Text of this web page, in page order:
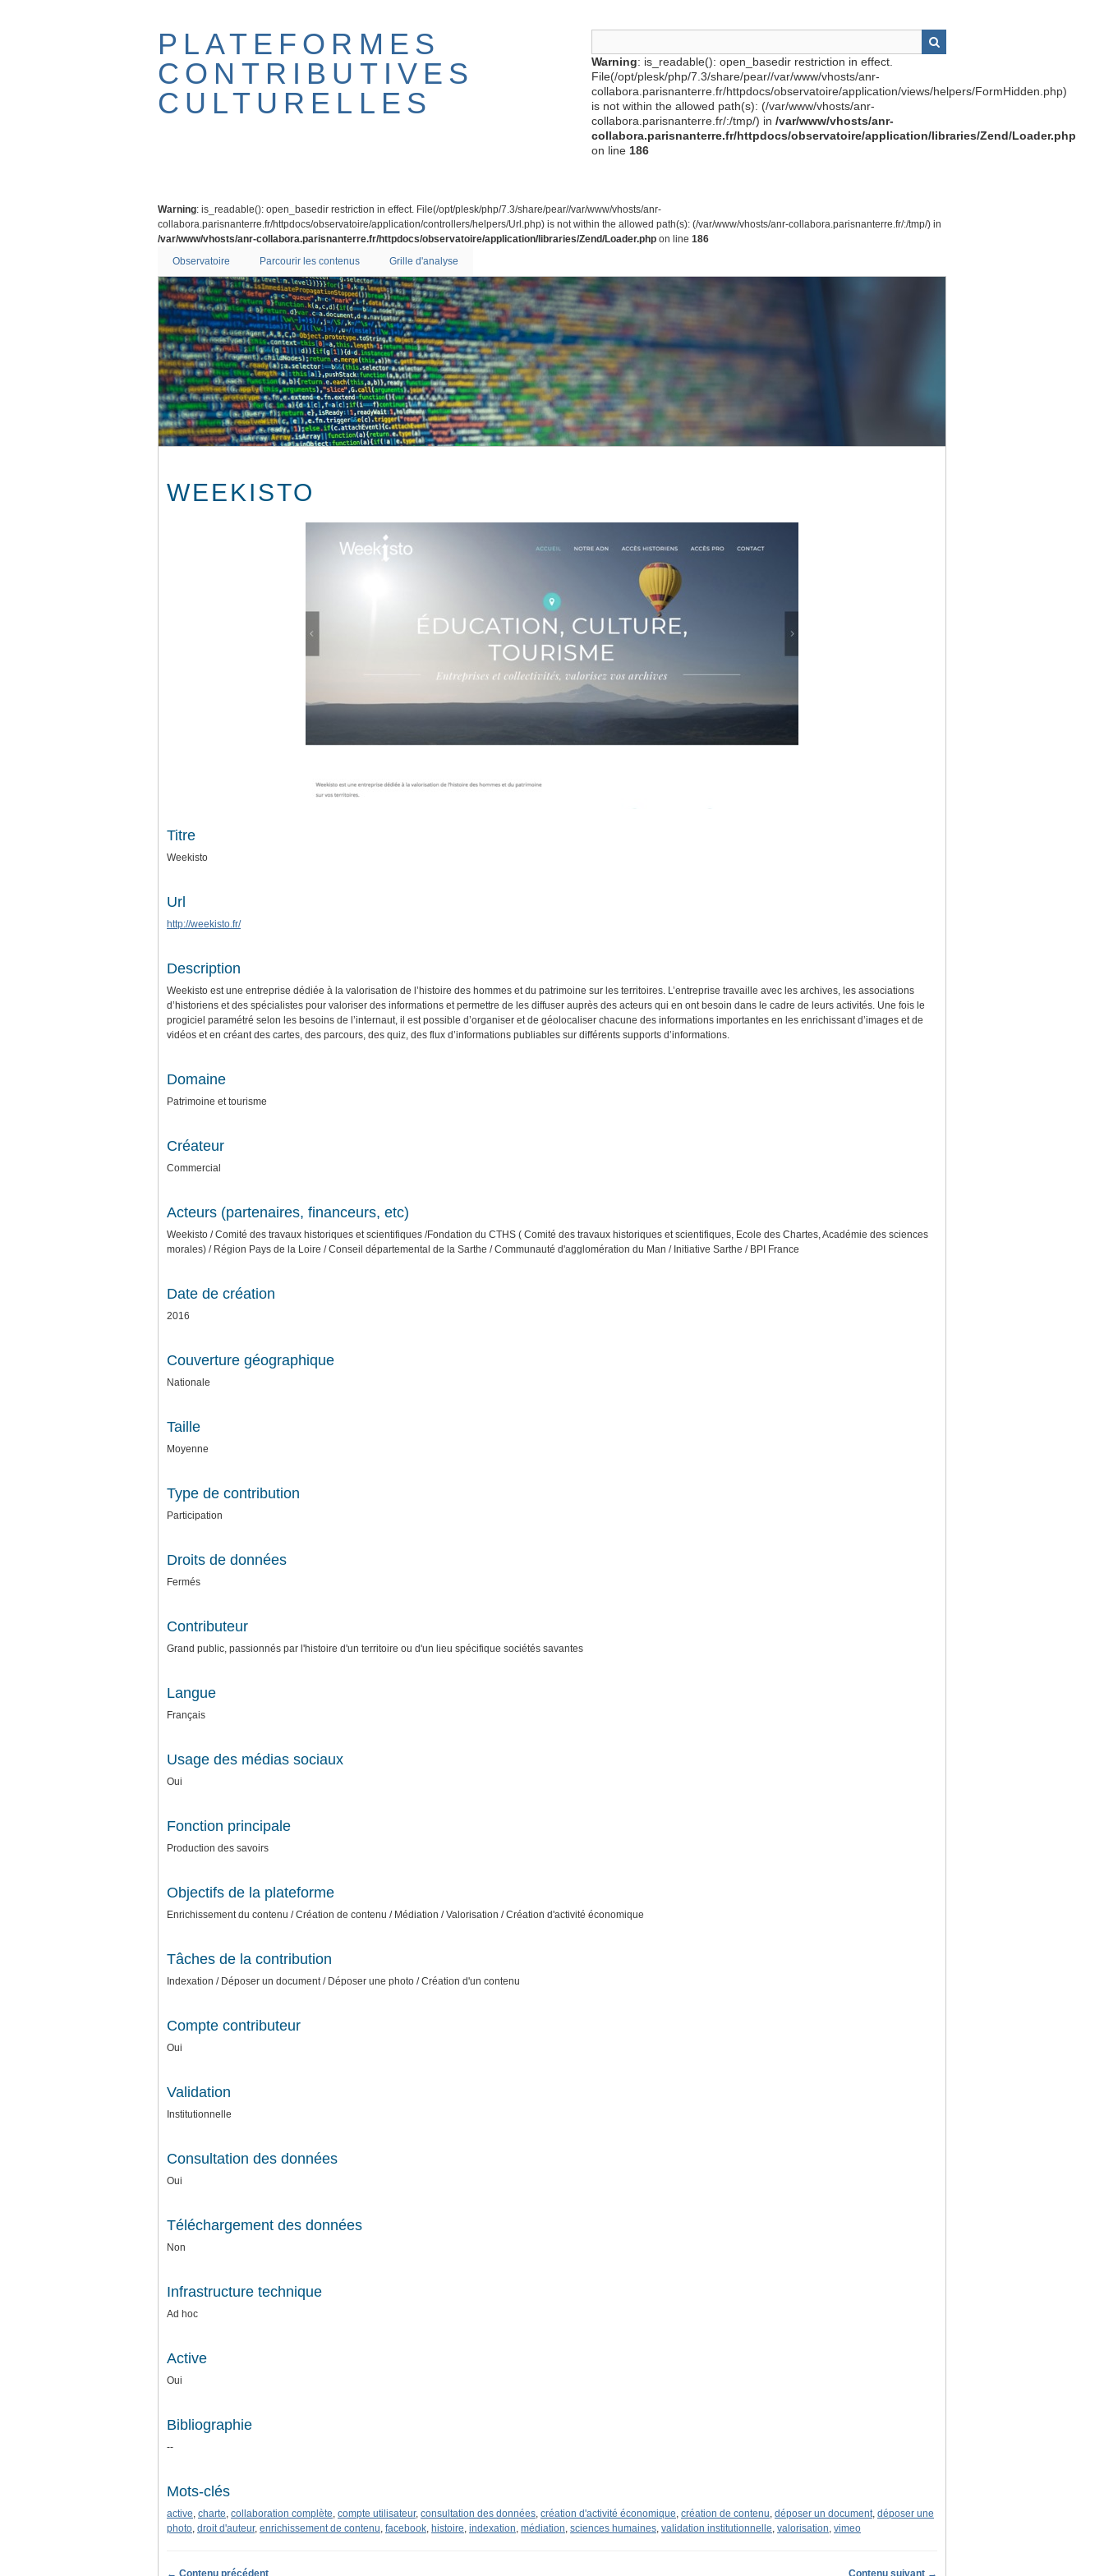
PLATEFORMES
CONTRIBUTIVES
CULTURELLES
Warning: is_readable(): open_basedir restriction in effect.
File(/opt/plesk/php/7.3/share/pear//var/www/vhosts/anr-
collabora.parisnanterre.fr/httpdocs/observatoire/application/views/helpers/FormHidden.php)
is not within the allowed path(s): (/var/www/vhosts/anr-
collabora.parisnanterre.fr/:/tmp/) in /var/www/vhosts/anr-
collabora.parisnanterre.fr/httpdocs/observatoire/application/libraries/Zend/Loader.php
on line 186
Warning: is_readable(): open_basedir restriction in effect. File(/opt/plesk/php/7.3/share/pear//var/www/vhosts/anr-
collabora.parisnanterre.fr/httpdocs/observatoire/application/controllers/helpers/Url.php) is not within the allowed path(s): (/var/www/vhosts/anr-collabora.parisnanterre.fr/:/tmp/) in
/var/www/vhosts/anr-collabora.parisnanterre.fr/httpdocs/observatoire/application/libraries/Zend/Loader.php on line 186
Observatoire
Parcourir les contenus Grille d'analyse
WEEKISTO
Titre
Weekisto
Url
http://weekisto.fr/
Description
Weekisto est une entreprise dédiée à la valorisation de l’histoire des hommes et du patrimoine sur les territoires. L’entreprise travaille avec les archives, les associations
d’historiens et des spécialistes pour valoriser des informations et permettre de les diffuser auprès des acteurs qui en ont besoin dans le cadre de leurs activités. Une fois le
progiciel paramétré selon les besoins de l’internaut, il est possible d’organiser et de géolocaliser chacune des informations importantes en les enrichissant d’images et de
vidéos et en créant des cartes, des parcours, des quiz, des flux d’informations publiables sur différents supports d’informations.
Domaine
Patrimoine et tourisme
Créateur
Commercial
Acteurs (partenaires, financeurs, etc)
Weekisto / Comité des travaux historiques et scientifiques /Fondation du CTHS ( Comité des travaux historiques et scientifiques, Ecole des Chartes, Académie des sciences
morales) / Région Pays de la Loire / Conseil départemental de la Sarthe / Communauté d'agglomération du Man / Initiative Sarthe / BPI France
Date de création
2016
Couverture géographique
Nationale
Taille
Moyenne
Type de contribution
Participation
Droits de données
Fermés
Contributeur
Grand public, passionnés par l'histoire d'un territoire ou d'un lieu spécifique sociétés savantes
Langue
Français
Usage des médias sociaux
Oui
Fonction principale
Production des savoirs
Objectifs de la plateforme
Enrichissement du contenu / Création de contenu / Médiation / Valorisation / Création d'activité économique
Tâches de la contribution
Indexation / Déposer un document / Déposer une photo / Création d'un contenu
Compte contributeur
Oui
Validation
Institutionnelle
Consultation des données
Oui
Téléchargement des données
Non
Infrastructure technique
Ad hoc
Active
Oui
Bibliographie
--
Mots-clés
active, charte, collaboration complète, compte utilisateur, consultation des données, création d'activité économique, création de contenu, déposer un document, déposer une
photo, droit d'auteur, enrichissement de contenu, facebook, histoire, indexation, médiation, sciences humaines, validation institutionnelle, valorisation, vimeo
← Contenu précédent Contenu suivant →